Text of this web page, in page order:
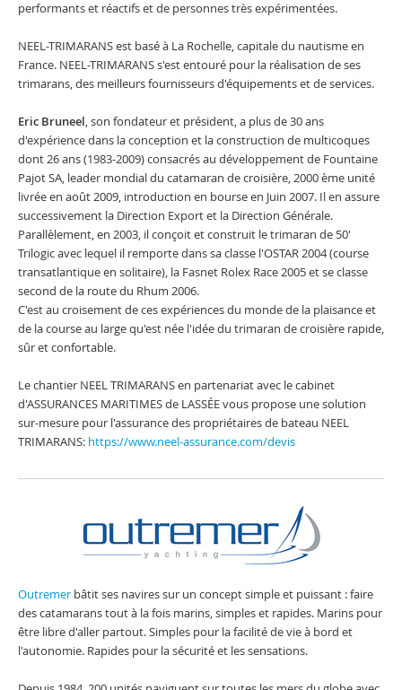
performants et réactifs et de personnes très expérimentées.
NEEL-TRIMARANS est basé à La Rochelle, capitale du nautisme en
France. NEEL-TRIMARANS s'est entouré pour la réalisation de ses
trimarans, des meilleurs fournisseurs d'équipements et de services.
Eric Bruneel, son fondateur et président, a plus de 30 ans
d'expérience dans la conception et la construction de multicoques
dont 26 ans (1983-2009) consacrés au développement de Fountaine
Pajot SA, leader mondial du catamaran de croisière, 2000 ème unité
livrée en août 2009, introduction en bourse en Juin 2007. Il en assure
successivement la Direction Export et la Direction Générale.
Parallèlement, en 2003, il conçoit et construit le trimaran de 50'
Trilogic avec lequel il remporte dans sa classe l'OSTAR 2004 (course
transatlantique en solitaire), la Fasnet Rolex Race 2005 et se classe
second de la route du Rhum 2006.
C'est au croisement de ces expériences du monde de la plaisance et
de la course au large qu'est née l'idée du trimaran de croisière rapide,
sûr et confortable.
Le chantier NEEL TRIMARANS en partenariat avec le cabinet
d'ASSURANCES MARITIMES de LASSÉE vous propose une solution
sur-mesure pour l'assurance des propriétaires de bateau NEEL
TRIMARANS: https://www.neel-assurance.com/devis
Outremer bâtit ses navires sur un concept simple et puissant : faire
des catamarans tout à la fois marins, simples et rapides. Marins pour
être libre d'aller partout. Simples pour la facilité de vie à bord et
l'autonomie. Rapides pour la sécurité et les sensations.